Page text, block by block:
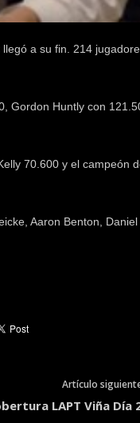
a su fin. 214
Gordon Huntly con
70.600 y el campeón
Aaron Benton, Daniel
Artículo
LAPT Viña Día